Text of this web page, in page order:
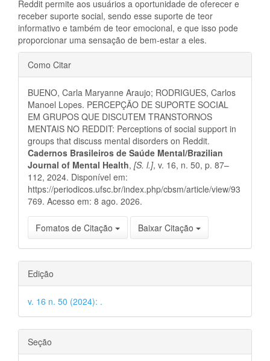
Reddit permite aos usuários a oportunidade de oferecer e
receber suporte social, sendo esse suporte de teor
informativo e também de teor emocional, e que isso pode
proporcionar uma sensação de bem-estar a eles.
Detalhes
do
artigo
Como Citar
BUENO, Carla Maryanne Araujo; RODRIGUES, Carlos
Manoel Lopes. PERCEPÇÃO DE SUPORTE SOCIAL
EM GRUPOS QUE DISCUTEM TRANSTORNOS
MENTAIS NO REDDIT: Perceptions of social support in
groups that discuss mental disorders on Reddit.
Cadernos Brasileiros de Saúde Mental/Brazilian
Journal of Mental Health, [S. l.], v. 16, n. 50, p. 87–
112, 2024. Disponível em:
https://periodicos.ufsc.br/index.php/cbsm/article/view/93
769. Acesso em: 8 ago. 2026.
Fomatos de Citação Baixar Citação
Edição
v. 16 n. 50 (2024): .
Seção